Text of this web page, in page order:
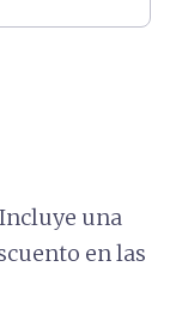
una
en las